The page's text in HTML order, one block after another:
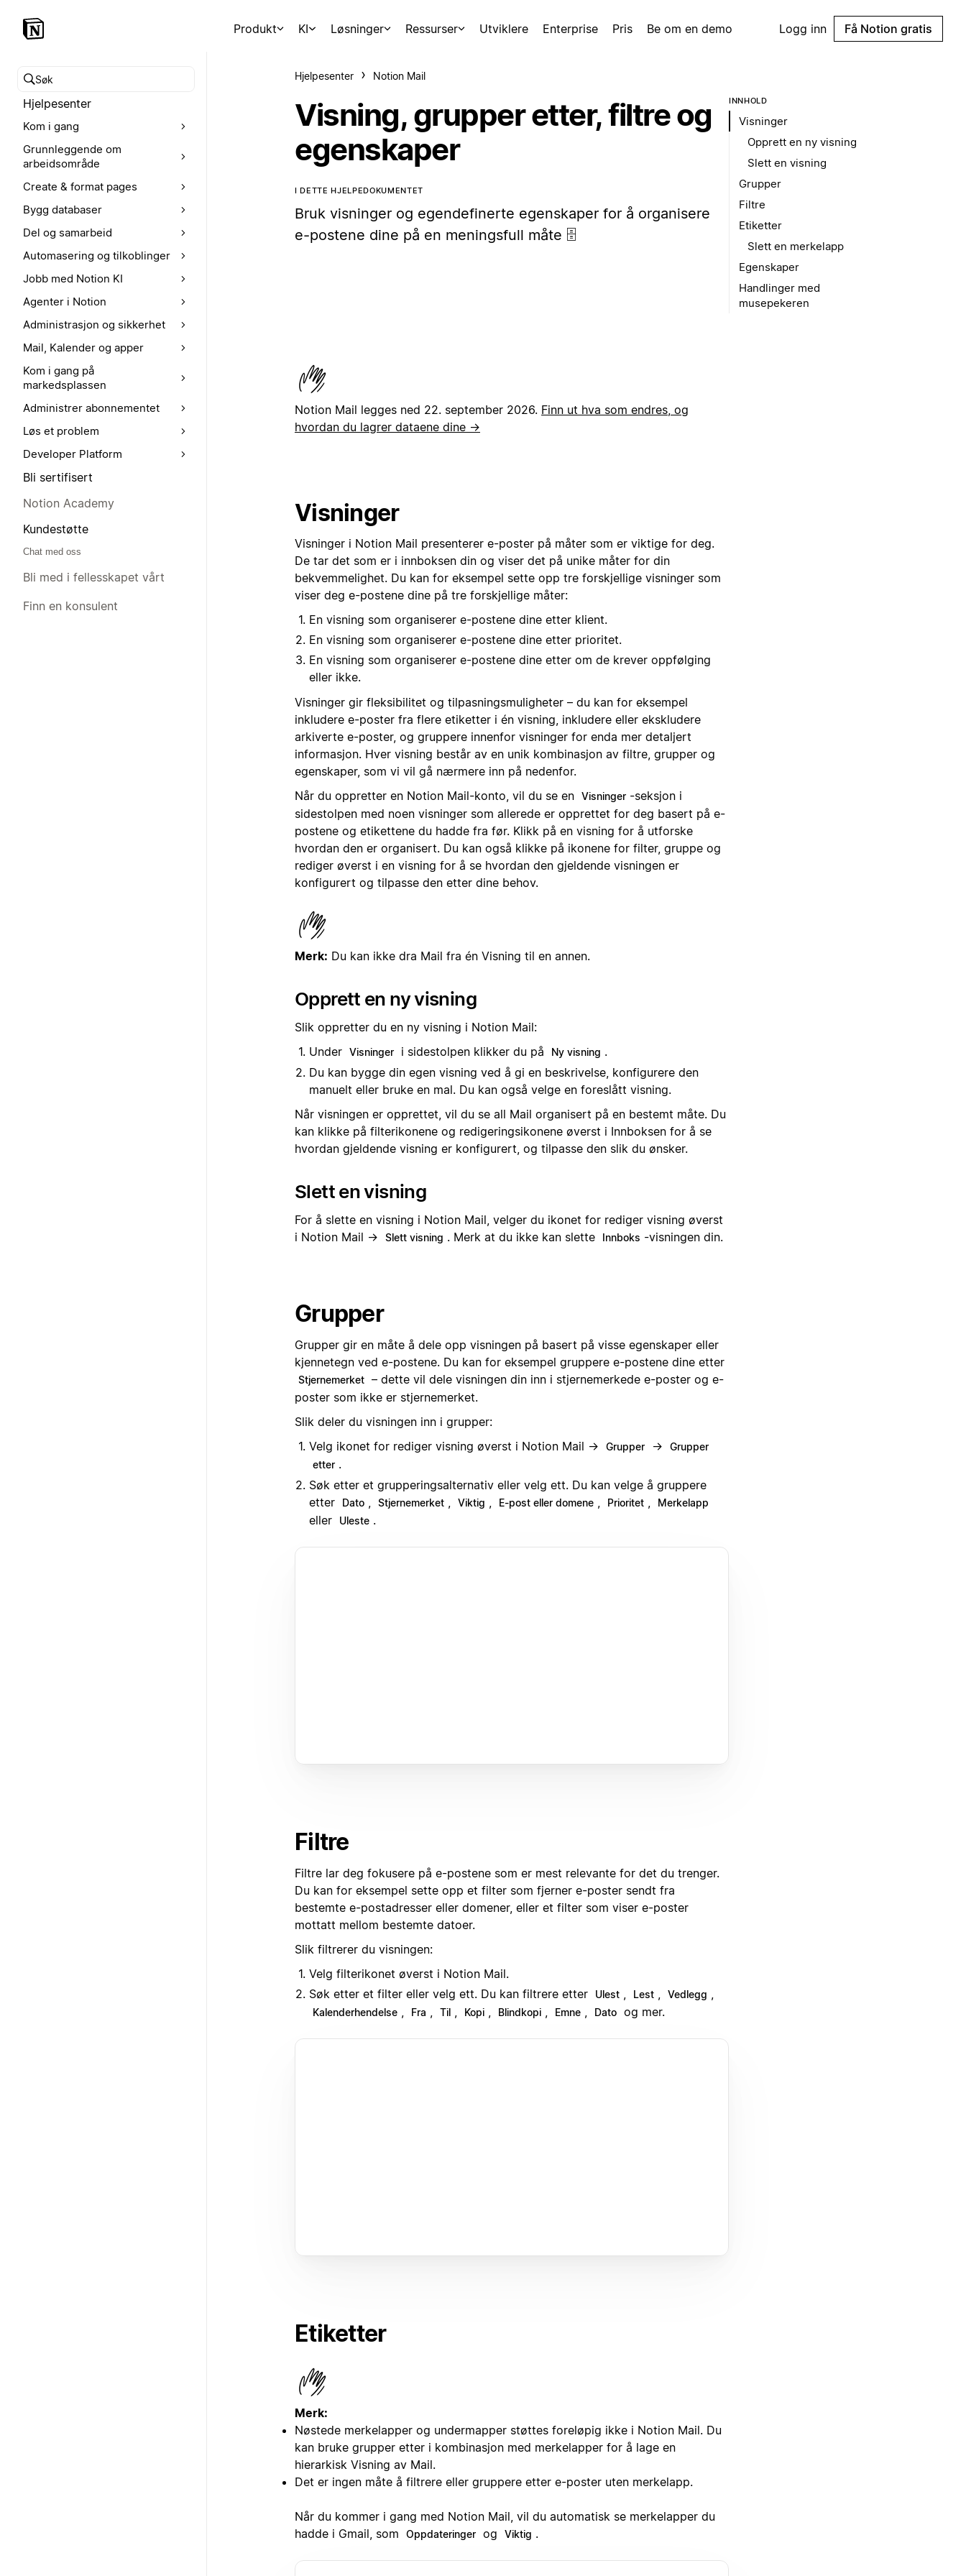
Produkt KI Løsninger Ressurser Utviklere Enterprise Pris Be om en demo Logg inn Få Notion gratis
Søk i hjelpesenteret
Hjelpesenter
Kom i gang
Grunnleggende om
arbeidsområde
Create & format pages
Bygg databaser
Del og samarbeid
Automasering og tilkoblinger
Jobb med Notion KI
Agenter i Notion
Administrasjon og sikkerhet
Mail, Kalender og apper
Kom i gang på
markedsplassen
Administrer abonnementet
Løs et problem
Developer Platform
Bli sertifisert
Notion Academy
Kundestøtte
Chat med oss
Bli med i fellesskapet vårt
Finn en konsulent
Hjelpesenter Notion Mail
Visning, grupper etter, filtre og
egenskaper
I DETTE HJELPEDOKUMENTET
Bruk visninger og egendefinerte egenskaper for å organisere
e-postene dine på en meningsfull måte 🗄️
Notion Mail legges ned 22. september 2026. Finn ut hva som endres, og
hvordan du lagrer dataene dine →
Visninger
Visninger i Notion Mail presenterer e-poster på måter som er viktige for deg.
De tar det som er i innboksen din og viser det på unike måter for din
bekvemmelighet. Du kan for eksempel sette opp tre forskjellige visninger som
viser deg e-postene dine på tre forskjellige måter:
En visning som organiserer e-postene dine etter klient.
En visning som organiserer e-postene dine etter prioritet.
En visning som organiserer e-postene dine etter om de krever oppfølging
eller ikke.
Visninger gir fleksibilitet og tilpasningsmuligheter – du kan for eksempel
inkludere e-poster fra flere etiketter i én visning, inkludere eller ekskludere
arkiverte e-poster, og gruppere innenfor visninger for enda mer detaljert
informasjon. Hver visning består av en unik kombinasjon av filtre, grupper og
egenskaper, som vi vil gå nærmere inn på nedenfor.
Når du oppretter en Notion Mail-konto, vil du se en Visninger -seksjon i
sidestolpen med noen visninger som allerede er opprettet for deg basert på e-
postene og etikettene du hadde fra før. Klikk på en visning for å utforske
hvordan den er organisert. Du kan også klikke på ikonene for filter, gruppe og
rediger øverst i en visning for å se hvordan den gjeldende visningen er
konfigurert og tilpasse den etter dine behov.
Merk: Du kan ikke dra Mail fra én Visning til en annen.
Opprett en ny visning
Slik oppretter du en ny visning i Notion Mail:
Under Visninger i sidestolpen klikker du på Ny visning .
Du kan bygge din egen visning ved å gi en beskrivelse, konfigurere den
manuelt eller bruke en mal. Du kan også velge en foreslått visning.
Når visningen er opprettet, vil du se all Mail organisert på en bestemt måte. Du
kan klikke på filterikonene og redigeringsikonene øverst i Innboksen for å se
hvordan gjeldende visning er konfigurert, og tilpasse den slik du ønsker.
Slett en visning
For å slette en visning i Notion Mail, velger du ikonet for rediger visning øverst
i Notion Mail →
Slett visning . Merk at du ikke kan slette Innboks -visningen din.
Grupper
Grupper gir en måte å dele opp visningen på basert på visse egenskaper eller
kjennetegn ved e-postene. Du kan for eksempel gruppere e-postene dine etter
Stjernemerket – dette vil dele visningen din inn i stjernemerkede e-poster og e-
poster som ikke er stjernemerket.
Slik deler du visningen inn i grupper:
Velg ikonet for rediger visning øverst i Notion Mail →
Grupper →
Grupper
etter .
Søk etter et grupperingsalternativ eller velg ett. Du kan velge å gruppere
etter
Dato , Stjernemerket , Viktig , E-post eller domene , Prioritet , Merkelapp
eller Uleste .
Filtre
Filtre lar deg fokusere på e-postene som er mest relevante for det du trenger.
Du kan for eksempel sette opp et filter som fjerner e-poster sendt fra
bestemte e-postadresser eller domener, eller et filter som viser e-poster
mottatt mellom bestemte datoer.
Slik filtrerer du visningen:
Velg filterikonet øverst i Notion Mail.
Søk etter et filter eller velg ett. Du kan filtrere etter
Ulest , Lest , Vedlegg ,
Kalenderhendelse , Fra , Til , Kopi , Blindkopi , Emne , Dato og mer.
Etiketter
Merk:
Nøstede merkelapper og undermapper støttes foreløpig ikke i Notion Mail. Du
kan bruke grupper etter i kombinasjon med merkelapper for å lage en
hierarkisk Visning av Mail.
Det er ingen måte å filtrere eller gruppere etter e-poster uten merkelapp.
Når du kommer i gang med Notion Mail, vil du automatisk se merkelapper du
hadde i Gmail, som
Oppdateringer og Viktig .
INNHOLD
Visninger
Opprett en ny visning
Slett en visning
Grupper
Filtre
Etiketter
Slett en merkelapp
Egenskaper
Handlinger med
musepekeren